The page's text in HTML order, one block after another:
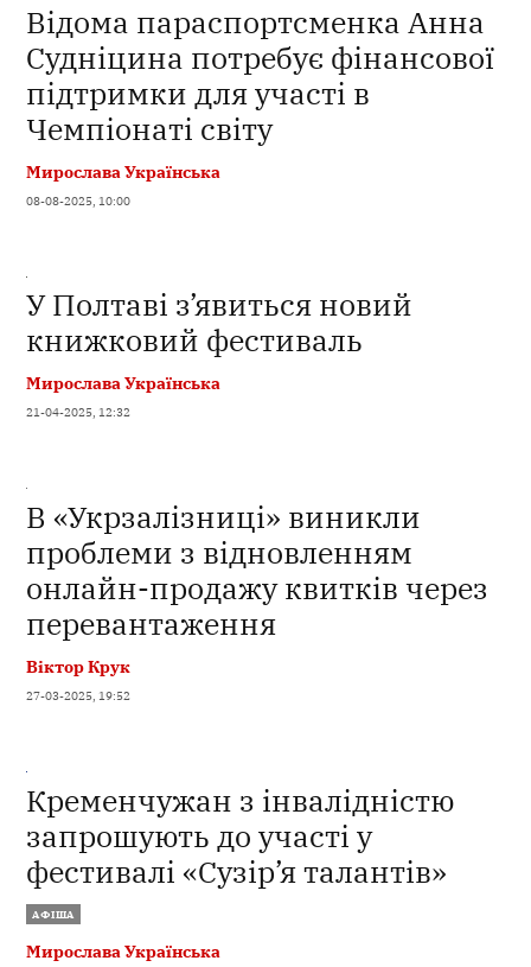
Відома параспортсменка Анна
Судніцина потребує фінансової
підтримки для участі в
Чемпіонаті світу
Мирослава Українська
08-08-2025, 10:00
У Полтаві з’явиться новий
книжковий фестиваль
Мирослава Українська
21-04-2025, 12:32
В «Укрзалізниці» виникли
проблеми з відновленням
онлайн-продажу квитків через
перевантаження
Віктор Крук
27-03-2025, 19:52
Кременчужан з інвалідністю
запрошують до участі у
фестивалі «Сузір’я талантів»
АФІША
Мирослава Українська